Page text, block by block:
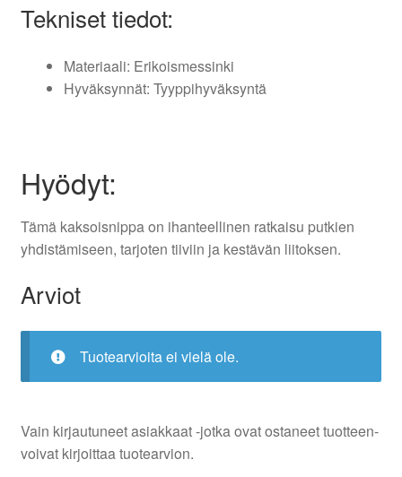
Tekniset tiedot:
Materiaali: Erikoismessinki
Hyväksynnät: Tyyppihyväksyntä
Hyödyt:
Tämä kaksoisnippa on ihanteellinen ratkaisu putkien
yhdistämiseen, tarjoten tiiviin ja kestävän liitoksen.
Arviot
Tuotearvioita ei vielä ole.
Vain kirjautuneet asiakkaat -jotka ovat ostaneet tuotteen-
voivat kirjoittaa tuotearvion.